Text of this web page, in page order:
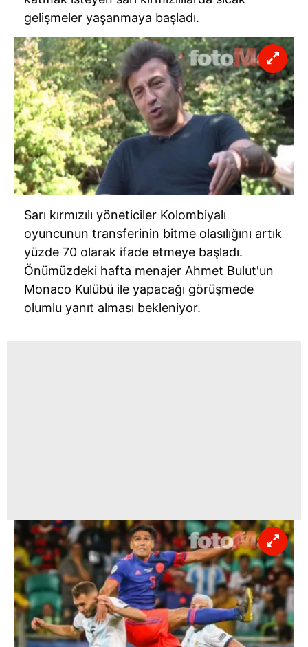
gelişmeler yaşanmaya başladı.
Sarı kırmızılı yöneticiler Kolombiyalı
oyuncunun transferinin bitme olasılığını artık
yüzde 70 olarak ifade etmeye başladı.
Önümüzdeki hafta menajer Ahmet Bulut'un
Monaco Kulübü ile yapacağı görüşmede
olumlu yanıt alması bekleniyor.